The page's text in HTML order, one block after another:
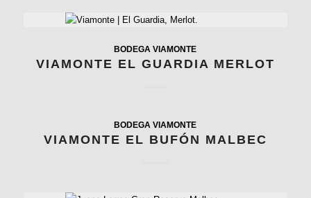
BODEGA VIAMONTE
VIAMONTE EL GUARDIA MERLOT
BODEGA VIAMONTE
VIAMONTE EL BUFÓN MALBEC